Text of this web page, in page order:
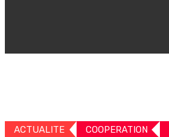
ACTUALITE COOPERATION